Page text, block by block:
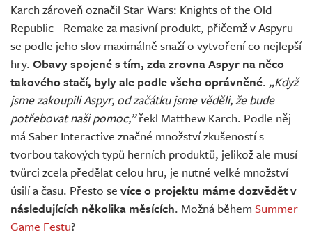
Karch zároveň označil Star Wars: Knights of the Old
Republic - Remake za masivní produkt, přičemž v Aspyru
se podle jeho slov maximálně snaží o vytvoření co nejlepší
hry. Obavy spojené s tím, zda zrovna Aspyr na něco
takového stačí, byly ale podle všeho oprávněné. „Když
jsme zakoupili Aspyr, od začátku jsme věděli, že bude
potřebovat naši pomoc,”řekl Matthew Karch. Podle něj
má Saber Interactive značné množství zkušeností s
tvorbou takových typů herních produktů, jelikož ale musí
tvůrci zcela předělat celou hru, je nutné velké množství
úsilí a času. Přesto se více o projektu máme dozvědět v
následujících několika měsících. Možná během Summer
Game Festu?